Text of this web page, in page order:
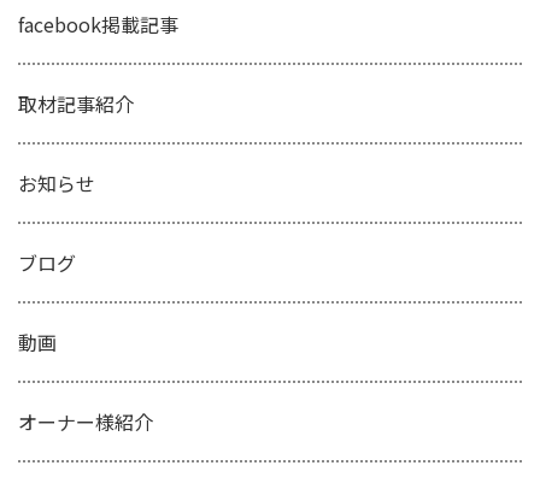
facebook掲載記事
取材記事紹介
お知らせ
ブログ
動画
オーナー様紹介